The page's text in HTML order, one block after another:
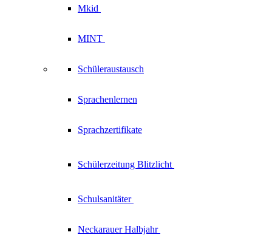
Mkid
MINT
Schüleraustausch
Sprachenlernen
Sprachzertifikate
Schülerzeitung Blitzlicht
Schulsanitäter
NeckarauerHalbjahr